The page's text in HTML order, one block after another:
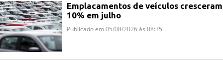
Emplacamentos de veículos cresceram
10% em julho
Publicado em 05/08/2026 às 08:35